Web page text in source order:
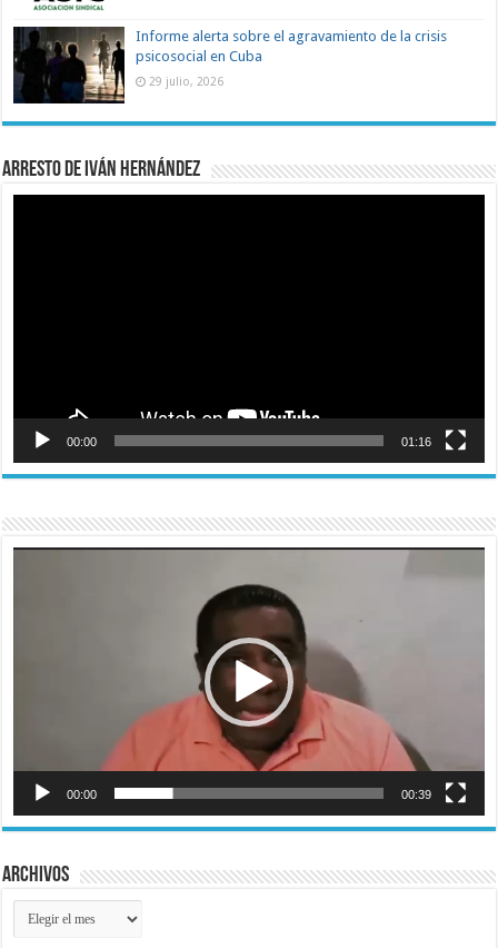
Informe alerta sobre el agravamiento de la crisis
psicosocial en Cuba
29 julio, 2026
Arresto de Iván Hernández
00:00 01:16
Reproductor
00:00 00:39
Archivos
Archivos